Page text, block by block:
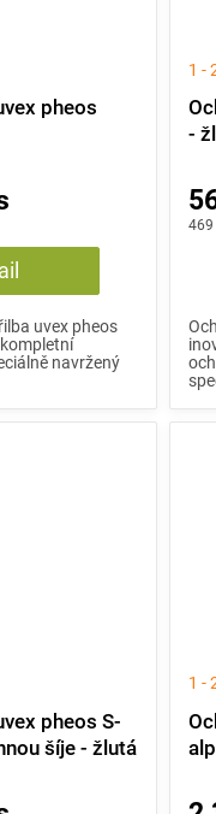
pheos
uvex pheos
navržený
-
1 -
469
pheos S-
šíje - žlutá
1 -